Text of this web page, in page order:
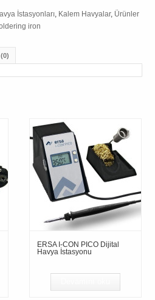
İstasyonları Kalem Havyalar, Ürünler
iron
ERSA I-CON PICO Dijital
Havya İstasyonu